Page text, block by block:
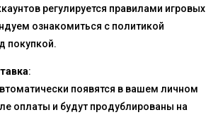
регулируется правилами игровых
ознакомиться с политикой
покупкой.
:
появятся в вашем личном
оплаты и будут продублированы на